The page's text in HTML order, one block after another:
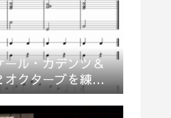
ル・カデンツ＆
クターブを練習